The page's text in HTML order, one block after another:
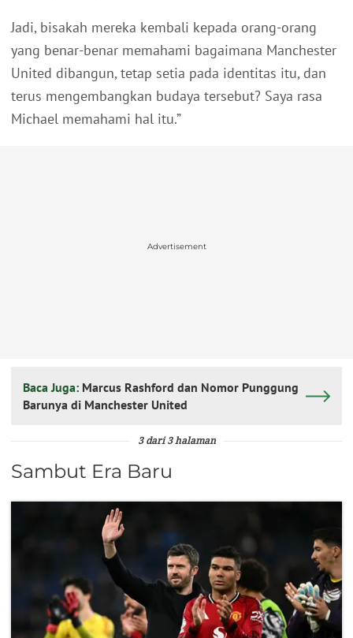
Jadi, bisakah mereka kembali kepada orang-orang
yang benar-benar memahami bagaimana Manchester
United dibangun, tetap setia pada identitas itu, dan
terus mengembangkan budaya tersebut? Saya rasa
Michael memahami hal itu.”
Advertisement
Baca Juga: Marcus Rashford dan Nomor Punggung
Barunya di Manchester United
3 dari 3 halaman
Sambut Era Baru